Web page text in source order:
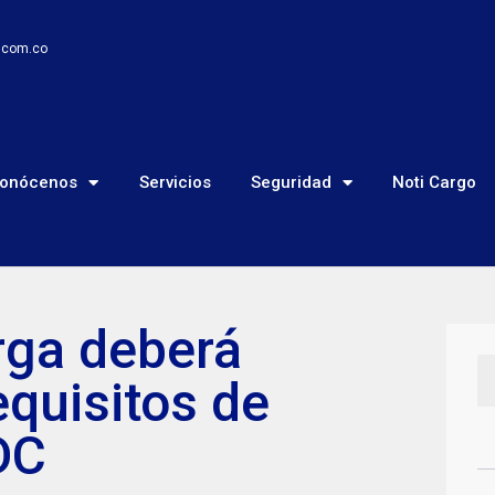
Servicios Seguridad Noti Cargo
deberá
de